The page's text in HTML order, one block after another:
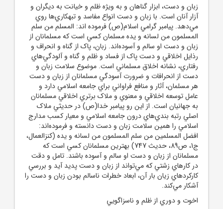
زبان و دست، ابزار گناهان و به ويژه ظلم و خيانت به ديگران و
آزار آنان است. با زبان و دست انواع مفاسد و تبهکاري‌ها روي
مي‌دهد. پيامبر گرامي اسلام(ص) فرموده اند: المسلم من سلم
المسلمون من لسانه و يده مسلمان کسي است که مسلمانان از
زبان و دست او سالم و آسوده‌اند. زبان، پاک از گناه و انحراف و
رذايل اخلاقي و دست پاک از فساد و ظلم و گناه و آلودگي‌هاي
رفتاري، نشانه اخلاق مسلماني است. موضوع سلامت زبان و
دست از انحرافات و ضرورت آسودگي مسلمانان از زبان و دست
هر مسلمان، آثار و منافع فراواني براي جامعه اسلامي دارد و
عامل توسعه اخلاقي و معنوي و ملاک برتري اخلاقي مسلمانان
به جهانيان است. از اين رو پيامبر خدا(ص) در حديثي ملاک
اصلي رتبه بندي‌هاي درون جامعه اسلامي و معيار کسب مدارج
اسلامي را همين سلامت زبان و دست دانسته و فرموده‌اند:
افضل المسلمين من سلم المسلمون من لسانه و يده (کنزالعمال،
ج1، ص89، حديث 747) بهترين مسلمانان کسي است که
مسلمانان از زبان و دست او سالم و آسوده باشند. تامل و دقت
در کارهاي زشتي که مي‌تواند از زبان و دست پديد آيد و بررسي
کارکردهاي زيان بار آن، ابعاد خطرات ناسالم بودن زبان و دست را
آشکار مي‌کند.
اخوت و دوري از ظلم و ناسزاگويي